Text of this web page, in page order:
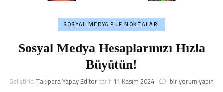
SOSYAL MEDYA PÜF NOKTALARI
Sosyal Medya Hesaplarınızı Hızla
Büyütün!
GeliştiriciTakipera Yapay Editortarih 11 Kasım 2024 Sosyal
bir yorum yapın